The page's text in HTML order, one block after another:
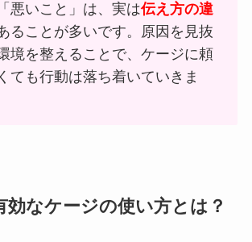
悪いこと」は、実は伝え方の違
ることが多いです。原因を見抜
境を整えることで、ケージに頼
ても行動は落ち着いていきま
効なケージの使い方とは？